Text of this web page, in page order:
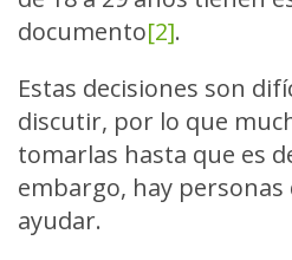
documento[2].
Estas decisiones son
discutir, por lo que
tomarlas hasta que es
embargo, hay personas
ayudar.